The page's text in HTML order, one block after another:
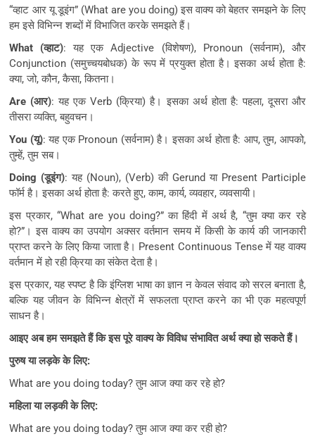
“व्हाट आर यू डूइंग” (What are you doing) इस वाक्य को बेहतर समझने के लिए
हम इसे विभिन्न शब्दों में विभाजित करके समझते हैं।
What (व्हाट): यह एक Adjective (विशेषण), Pronoun (सर्वनाम), और
Conjunction (समुच्चयबोधक) के रूप में प्रयुक्त होता है। इसका अर्थ होता है:
क्या, जो, कौन, कैसा, कितना।
Are (आर): यह एक Verb (क्रिया) है। इसका अर्थ होता है: पहला, दूसरा और
तीसरा व्यक्ति, बहुवचन।
You (यू): यह एक Pronoun (सर्वनाम) है। इसका अर्थ होता है: आप, तुम, आपको,
तुम्हें, तुम सब।
Doing (डूइंग): यह (Noun), (Verb) की Gerund या Present Participle
फॉर्म है। इसका अर्थ होता है: करते हुए, काम, कार्य, व्यवहार, व्यवसायी।
इस प्रकार, “What are you doing?” का हिंदी में अर्थ है, “तुम क्या कर रहे
हो?”। इस वाक्य का उपयोग अक्सर वर्तमान समय में किसी के कार्य की जानकारी
प्राप्त करने के लिए किया जाता है। Present Continuous Tense में यह वाक्य
वर्तमान में हो रही क्रिया का संकेत देता है।
इस प्रकार, यह स्पष्ट है कि इंग्लिश भाषा का ज्ञान न केवल संवाद को सरल बनाता है,
बल्कि यह जीवन के विभिन्न क्षेत्रों में सफलता प्राप्त करने का भी एक महत्वपूर्ण
साधन है।
आइए अब हम समझते हैं कि इस पूरे वाक्य के विविध संभावित अर्थ क्या हो सकते हैं।
पुरुष या लड़के के लिए:
What are you doing today? तुम आज क्या कर रहे हो?
महिला या लड़की के लिए:
What are you doing today? तुम आज क्या कर रही हो?